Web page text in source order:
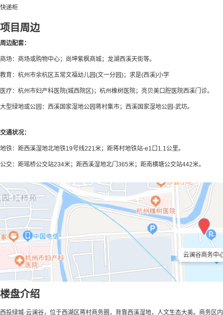
快递柜
项目周边
周边配套：
商场：商场或购物中心；尚坤紫枫商城；龙湖西溪天街等。
教育：杭州市余杭区五常文福幼儿园(文一分园)；求是(西溪)小学
医疗：杭州市妇产科医院(城西院区)；杭州橡树医院；亮贝美口腔医院西溪门诊。
大型绿地或公园：西溪国家湿地公园蒋村集市；西溪国家湿地公园-武坊。
交通状况：
地铁：距西溪湿地北地铁19号线221米；距蒋村地铁站-e1口1.1公里。
公交：距瑶桥公交站234米；距西溪湿地北门365米；距南横塘公交站442米。
云澜谷商务中
楼盘介绍
西投绿城·云澜谷，位于西湖区蒋村商务圈，背靠西溪湿地，人文生态大美。商务